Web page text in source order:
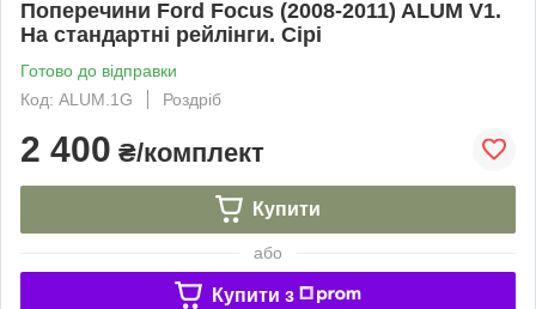
Поперечини Ford Focus (2008-2011) ALUM V1.
На стандартні рейлінги. Сірі
Готово до відправки
Код: ALUM.1G
Роздріб
2 400 ₴/комплект
Купити
або
Купити з